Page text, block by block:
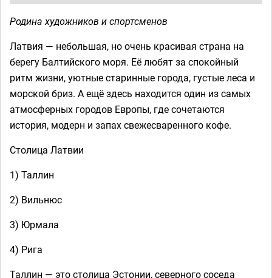
Родина художников и спортсменов
Латвия — небольшая, но очень красивая страна на
берегу Балтийского моря. Её любят за спокойный
ритм жизни, уютные старинные города, густые леса и
морской бриз. А ещё здесь находится один из самых
атмосферных городов Европы, где сочетаются
история, модерн и запах свежесваренного кофе.
Столица Латвии
1) Таллин
2) Вильнюс
3) Юрмала
4) Рига
Таллин — это столица Эстонии, северного соседа